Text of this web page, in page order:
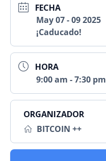
FECHA
May 07 - 09 2025
¡Caducado!
HORA
9:00 am - 7:30 pm
ORGANIZADOR
BITCOIN ++